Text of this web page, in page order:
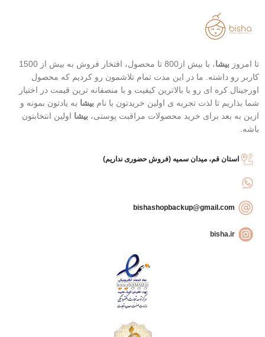
تا امروز بیشا
، با بیش از800 تا محصول، افتخار فروش به بیش از 1500
کاربر رو داشته. ما در این مدت تمام تلاشمون رو کردیم که محصول
اورجینال کره ای رو با بالاترین کیفیت و با منصفانه ترین قیمت در اختیار
شما بذاریم تا لذت تجربه ی اولین خریدتون با نام بیشا به یادتون بمونه و
ازین به بعد برای خرید محصولات مراقبت پوستی، بیشا اولین انتخابتون
باشه.
استان قم، میدان سمیه (فروش حضوری نداریم)
bisha.ir